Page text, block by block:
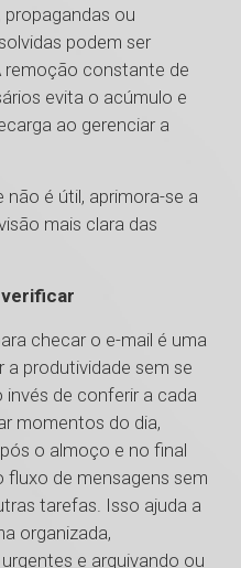
propagandas ou
podem ser
remoção constante de
evita o acúmulo e
ao gerenciar a
é útil, aprimora-se a
mais clara das
verificar
checar o e-mail é uma
produtividade sem se
de conferir a cada
momentos do dia,
o almoço e no final
fluxo de mensagens sem
tarefas. Isso ajuda a
organizada,
e arquivando ou